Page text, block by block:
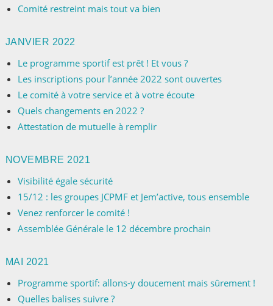
Comité restreint mais tout va bien
JANVIER 2022
Le programme sportif est prêt ! Et vous ?
Les inscriptions pour l’année 2022 sont ouvertes
Le comité à votre service et à votre écoute
Quels changements en 2022 ?
Attestation de mutuelle à remplir
NOVEMBRE 2021
Visibilité égale sécurité
15/12 : les groupes JCPMF et Jem’active, tous ensemble
Venez renforcer le comité !
Assemblée Générale le 12 décembre prochain
MAI 2021
Programme sportif: allons-y doucement mais sûrement !
Quelles balises suivre ?